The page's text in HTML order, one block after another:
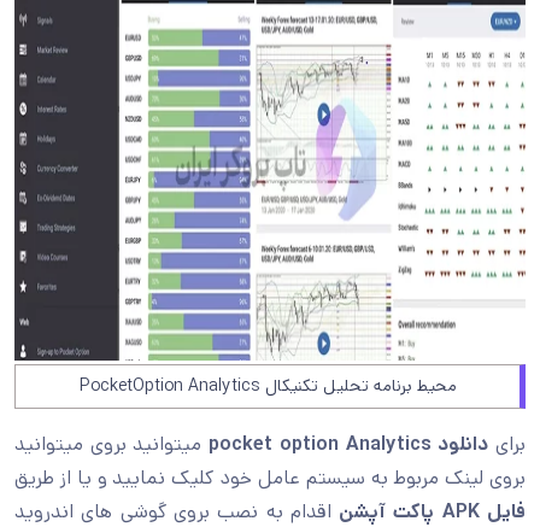
محیط برنامه تحلیل تکنیکال PocketOption Analytics
برایدانلود pocket option Analytics
میتوانید بروی میتوانید
بروی لینک مربوط به سیستم عامل خود کلیک نمایید و یا از طریق
فایل APK پاکت آپشن
اقدام به نصب بروی گوشی های اندروید